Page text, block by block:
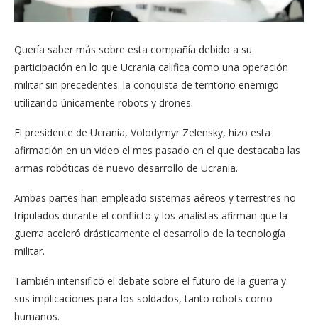
Quería saber más sobre esta compañía debido a su
participación en lo que Ucrania califica como una operación
militar sin precedentes: la conquista de territorio enemigo
utilizando únicamente robots y drones.
El presidente de Ucrania, Volodymyr Zelensky, hizo esta
afirmación en un video el mes pasado en el que destacaba las
armas robóticas de nuevo desarrollo de Ucrania.
Ambas partes han empleado sistemas aéreos y terrestres no
tripulados durante el conflicto y los analistas afirman que la
guerra aceleró drásticamente el desarrollo de la tecnología
militar.
También intensificó el debate sobre el futuro de la guerra y
sus implicaciones para los soldados, tanto robots como
humanos.